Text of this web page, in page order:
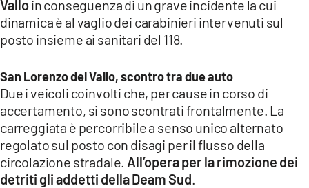
ILREGGINO.IT
COSENZACHANNEL.IT
CATANZAROCHANNEL.IT
LACAPITALENEWS.IT
App
ANDROID
Valloin conseguenza di un grave incidente la cui
dinamica è al vaglio dei carabinieri intervenuti sul
posto insieme ai sanitari del 118.
San Lorenzo del Vallo, scontro tra due auto
Due i veicoli coinvolti che, per cause in corso di
accertamento, si sono scontrati frontalmente. La
carreggiata è percorribile a senso unico alternato
regolato sul posto con disagi per il flusso della
circolazione stradale. All’opera per la rimozione dei
detriti gli addetti della Deam Sud